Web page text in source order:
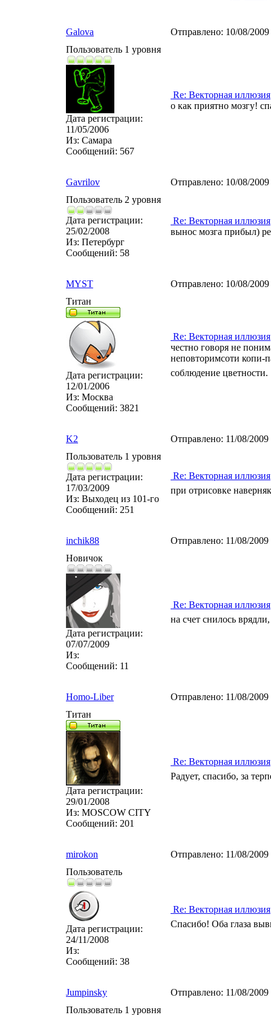
Galova Отправлено: 10/08/
Пользователь 1 уровня
Дата регистрации:
11/05/2006
Из: Самара
Сообщений: 567
Re: Векторная иллюзия
о как приятно мозгу!
Gavrilov Отправлено: 10/08/
Пользователь 2 уровня
Дата регистрации:
25/02/2008
Из: Петербург
Сообщений: 58
Re: Векторная иллюзия
вынос мозга прибыл)
MYST Отправлено: 10/08/
Титан
Дата регистрации:
12/01/2006
Из: Москва
Сообщений: 3821
Re: Векторная иллюзия
честно говоря не
неповторимсоти копи-
соблюдение цветности.
K2 Отправлено: 11/08/
Пользователь 1 уровня
Дата регистрации:
17/03/2009
Из: Выходец из 101-го
Сообщений: 251
Re: Векторная иллюзия
при отрисовке
inchik88 Отправлено: 11/08/
Новичок
Дата регистрации:
07/07/2009
Из:
Сообщений: 11
Re: Векторная иллюзия
на счет снилось
Homo-Liber Отправлено: 11/08/
Титан
Дата регистрации:
29/01/2008
Из: MOSCOW CITY
Сообщений: 201
Re: Векторная иллюзия
Радует, спасибо, за
mirokon Отправлено: 11/08/
Пользователь
Дата регистрации:
24/11/2008
Из:
Сообщений: 38
Re: Векторная иллюзия
Спасибо! Оба глаза
Jumpinsky Отправлено: 11/08/
Пользователь 1 уровня